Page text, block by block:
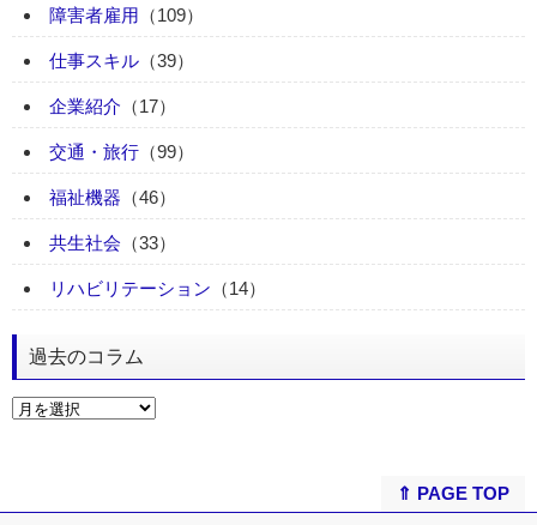
障害者雇用 （109）
仕事スキル （39）
企業紹介 （17）
交通・旅行 （99）
福祉機器 （46）
共生社会 （33）
リハビリテーション （14）
過去のコラム
⇑ PAGE TOP